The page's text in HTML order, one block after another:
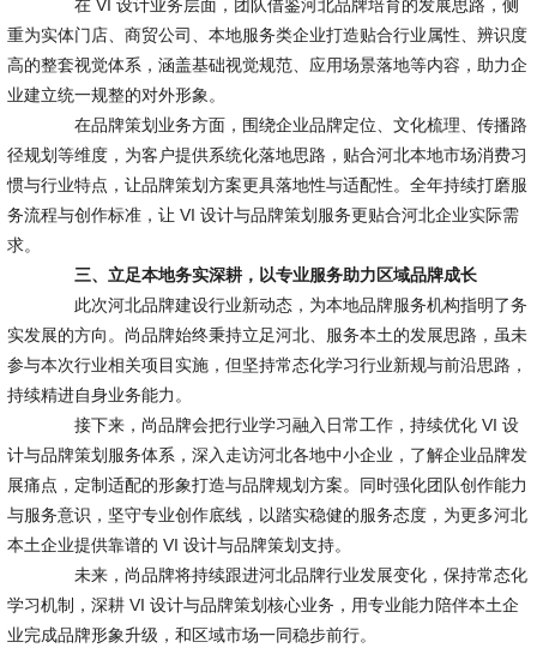
在 VI 设计业务层面，团队借鉴河北品牌培育的发展思路，侧
重为实体门店、商贸公司、本地服务类企业打造贴合行业属性、辨识度
高的整套视觉体系，涵盖基础视觉规范、应用场景落地等内容，助力企
业建立统一规整的对外形象。
在品牌策划业务方面，围绕企业品牌定位、文化梳理、传播路
径规划等维度，为客户提供系统化落地思路，贴合河北本地市场消费习
惯与行业特点，让品牌策划方案更具落地性与适配性。全年持续打磨服
务流程与创作标准，让 VI 设计与品牌策划服务更贴合河北企业实际需
求。
三、立足本地务实深耕，以专业服务助力区域品牌成长
此次河北品牌建设行业新动态，为本地品牌服务机构指明了务
实发展的方向。尚品牌始终秉持立足河北、服务本土的发展思路，虽未
参与本次行业相关项目实施，但坚持常态化学习行业新规与前沿思路，
持续精进自身业务能力。
接下来，尚品牌会把行业学习融入日常工作，持续优化 VI 设
计与品牌策划服务体系，深入走访河北各地中小企业，了解企业品牌发
展痛点，定制适配的形象打造与品牌规划方案。同时强化团队创作能力
与服务意识，坚守专业创作底线，以踏实稳健的服务态度，为更多河北
本土企业提供靠谱的 VI 设计与品牌策划支持。
未来，尚品牌将持续跟进河北品牌行业发展变化，保持常态化
学习机制，深耕 VI 设计与品牌策划核心业务，用专业能力陪伴本土企
业完成品牌形象升级，和区域市场一同稳步前行。